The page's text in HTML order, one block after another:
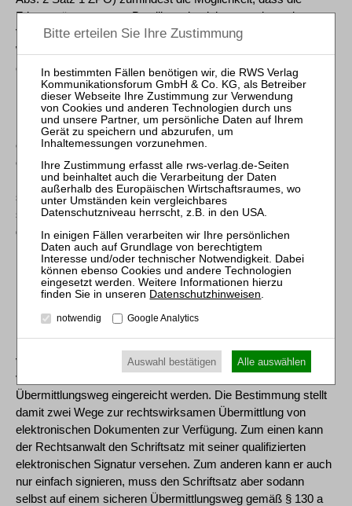
Fristversäumung vom Beteiligten beziehungsweise seinem
Verfahrensbevollmächtigten verschuldet war, kommt eine
Wiedereinsetzung in den vorigen Stand nicht in Betracht (vgl.
etwa Senatsbeschluss vom 1. März 2023 ­ XII ZB 228/23 ­
FamRZ 2023, 879 Rn. 13 mwN).
[7] b) Der Wiedereinsetzungsantrag des Antragstellers und die
eidesstattlichen Versicherungen der beiden Rechtsanwälte
enthalten keine Schilderung der tatsächlichen Abläufe, die
nach den vorstehenden Maßstäben ein fehlendes Verschulden
seines Verfahrensbevollmächtigten annehmen ließen. Denn
sie lassen nicht erkennen, ob der Verfahrensbevollmächtigte
des Antragstellers dem von ihm herangezogenen anderen
Rechtsanwalt am 9. August 2023 die Beschwerdebegründung
mit einer qualifizierten elektronischen Signatur übermittelt hat.
muss die Beschwerdebegründung als elektronisches
Dokument mit einer qualifizierten elektronischen Signatur der
verantwortenden Person versehen sein oder von der
verantwortenden Person signiert und auf einem sicheren
Übermittlungsweg eingereicht werden. Die Bestimmung stellt
damit zwei Wege zur rechtswirksamen Übermittlung von
elektronischen Dokumenten zur Verfügung. Zum einen kann
der Rechtsanwalt den Schriftsatz mit seiner qualifizierten
elektronischen Signatur versehen. Zum anderen kann er auch
nur einfach signieren, muss den Schriftsatz aber sodann
selbst auf einem sicheren Übermittlungsweg gemäß § 130 a
Datenschutzhinweisen
notwendig Google Analytics
Auswahl bestätigen Alle auswählen